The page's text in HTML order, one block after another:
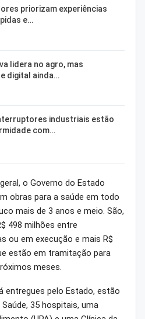
priorizam experiências
e…
lidera no agro, mas
digital ainda…
industriais estão
com…
o Governo do Estado
obras para a saúde em todo
mais de 3 anos e meio. São,
498 milhões entre
ou em execução e mais R$
estão em tramitação para
meses.
entregues pelo Estado, estão
35 hospitais, uma